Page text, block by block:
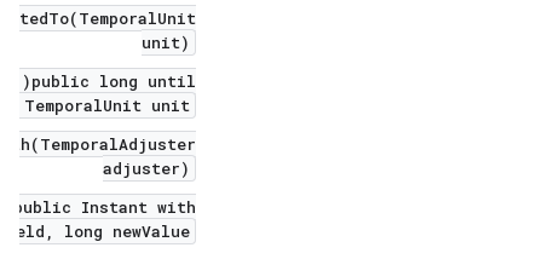
unit)
public long until(
TemporalUnit unit)
adjuster)
public Instant with(
long newValue)